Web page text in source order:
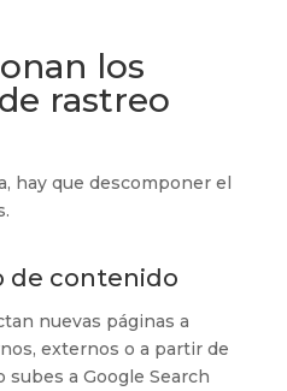
los
rastreo
hay que descomponer el
de contenido
nuevas páginas a
externos o a partir de
a Google Search